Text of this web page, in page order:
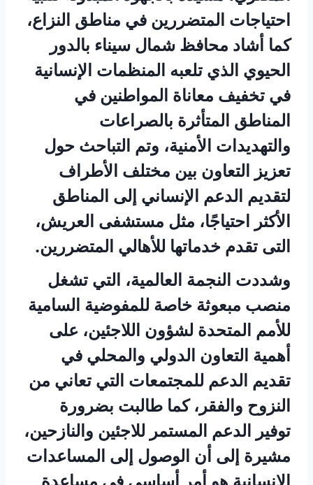
احتياجات المتضررين في مناطق النزاع،
كما أشاد محافظ شمال سيناء بالدور
الحيوي الذي تلعبه المنظمات الإنسانية
في تخفيف معاناة المواطنين في
المناطق المتأثرة بالصراعات
والتهديدات الأمنية، وتم التباحث حول
تعزيز التعاون بين مختلف الأطراف
لتقديم الدعم الإنساني إلى المناطق
الأكثر احتياجًا، مثل مستشفى العريش،
التى تقدم خدماتها للأهالي المتضررين.
وشددت النجمة العالمية، التي تشغل
منصب مبعوثة خاصة للمفوضية السامية
للأمم المتحدة لشؤون اللاجئين، على
أهمية التعاون الدولي والمحلي في
تقديم الدعم للمجتمعات التي تعاني من
النزوح والفقر، كما طالبت بضرورة
توفير الدعم المستمر للاجئين والنازحين،
مشيرة إلى أن الوصول إلى المساعدات